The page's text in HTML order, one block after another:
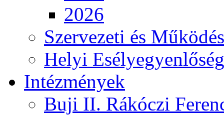
2026
Szervezeti és
Helyi
Intézmények
Buji II. Rákóczi